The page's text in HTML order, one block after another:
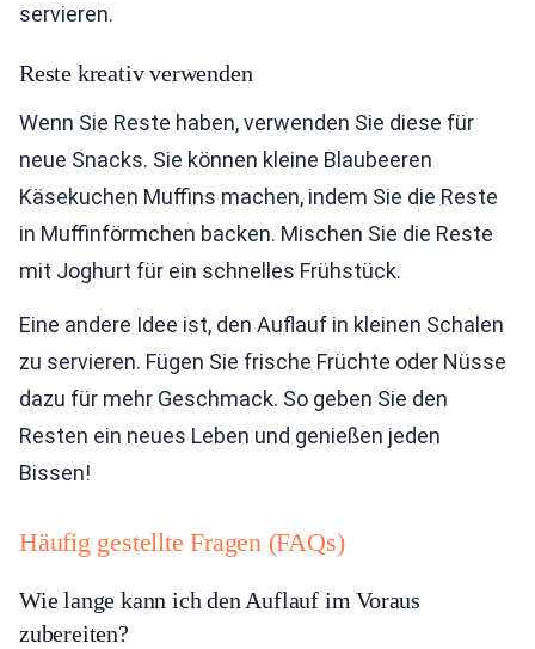
servieren.
Reste kreativ verwenden
Wenn Sie Reste haben, verwenden Sie diese für
neue Snacks. Sie können kleine Blaubeeren
Käsekuchen Muffins machen, indem Sie die Reste
in Muffinförmchen backen. Mischen Sie die Reste
mit Joghurt für ein schnelles Frühstück.
Eine andere Idee ist, den Auflauf in kleinen Schalen
zu servieren. Fügen Sie frische Früchte oder Nüsse
dazu für mehr Geschmack. So geben Sie den
Resten ein neues Leben und genießen jeden
Bissen!
Häufig gestellte Fragen (FAQs)
Wie lange kann ich den Auflauf im Voraus
zubereiten?